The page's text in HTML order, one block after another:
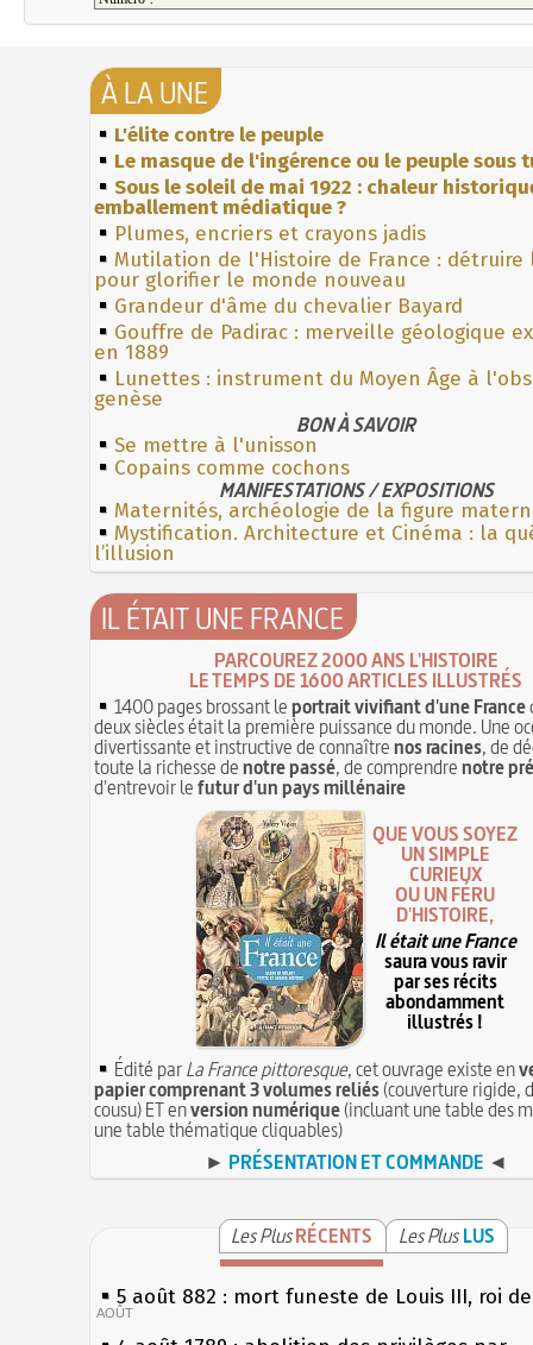
À LA UNE
L'élite contre le peuple
Le masque de l'ingérence ou le peuple sous
Sous le soleil de mai 1922 : chaleur
emballement médiatique ?
Plumes, encriers et crayons jadis
Mutilation de l'Histoire de France : détruire
pour glorifier le monde nouveau
Grandeur d'âme du chevalier Bayard
Gouffre de Padirac : merveille géologique
en 1889
Lunettes : instrument du Moyen Âge à
genèse
BON À SAVOIR
Se mettre à l'unisson
Copains comme cochons
MANIFESTATIONS / EXPOSITIONS
Maternités, archéologie de la figure
Mystification. Architecture et Cinéma : la
l’illusion
IL ÉTAIT UNE FRANCE
PARCOUREZ 2000 ANS L'HISTOIRE
LE TEMPS DE 1600 ARTICLES ILLUSTRÉS
1400 pages brossant leportrait vivifiant d'une France
deux siècles était la première puissance du monde. Une
divertissante et instructive de connaîtrenos racines, de
toute la richesse denotre passé, de comprendrenotre
d'entrevoir lefutur d'un pays millénaire
QUE VOUS SOYEZ
UN SIMPLE
CURIEUX
OU UN FÉRU
D'HISTOIRE,
Il était une France
saura vous ravir
par ses récits
abondamment
illustrés !
Édité parLa France pittoresque, cet ouvrage existe en
papier comprenant 3 volumes reliés(couverture rigide,
cousu) ET enversion numérique(incluant une table des
une table thématique cliquables)
► PRÉSENTATION ET COMMANDE ◄
Les PlusRÉCENTS Les Plus LUS
5 août 882 : mort funeste de Louis III, roi
AOÛT